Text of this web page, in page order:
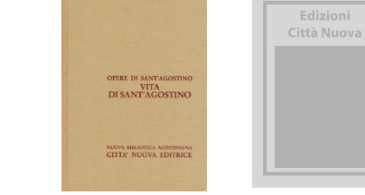
AGGIUNGI AL